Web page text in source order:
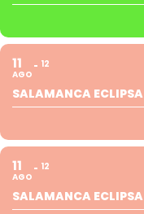
11
AGO
12
SALAMANCA ECLIPSA
11
AGO
12
SALAMANCA ECLIPSA